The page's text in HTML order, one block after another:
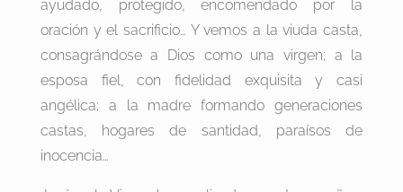
ayudado, protegido, encomendado por la
oración y el sacrificio… Y vemos a la viuda casta,
consagrándose a Dios como una virgen; a la
esposa fiel, con fidelidad exquisita y casi
angélica; a la madre formando generaciones
castas, hogares de santidad, paraísos de
inocencia…